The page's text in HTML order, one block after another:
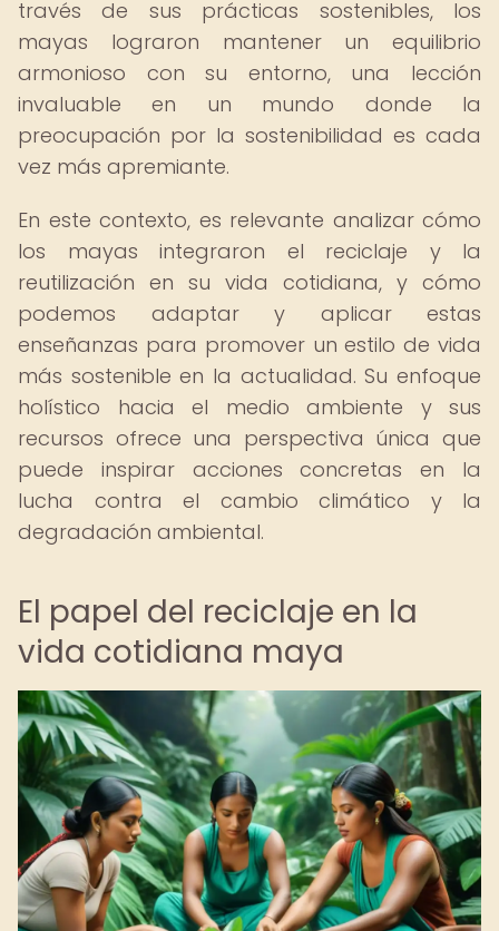
través de sus prácticas sostenibles, los
mayas lograron mantener un equilibrio
armonioso con su entorno, una lección
invaluable en un mundo donde la
preocupación por la sostenibilidad es cada
vez más apremiante.
En este contexto, es relevante analizar cómo
los mayas integraron el reciclaje y la
reutilización en su vida cotidiana, y cómo
podemos adaptar y aplicar estas
enseñanzas para promover un estilo de vida
más sostenible en la actualidad. Su enfoque
holístico hacia el medio ambiente y sus
recursos ofrece una perspectiva única que
puede inspirar acciones concretas en la
lucha contra el cambio climático y la
degradación ambiental.
El papel del reciclaje en la
vida cotidiana maya